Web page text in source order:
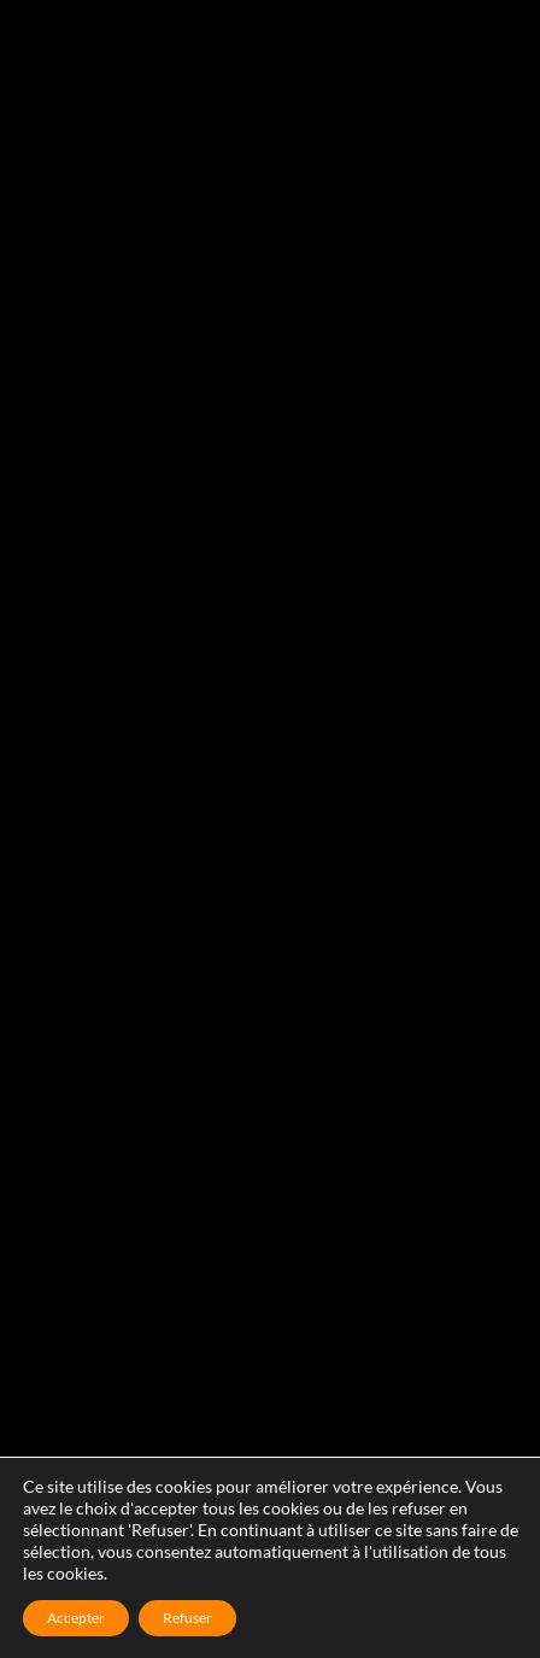
Ce site utilise des cookies pour améliorer votre expérience. Vous
avez le choix d'accepter tous les cookies ou de les refuser en
sélectionnant 'Refuser'. En continuant à utiliser ce site sans faire de
sélection, vous consentez automatiquement à l'utilisation de tous
les cookies.
Accepter Refuser